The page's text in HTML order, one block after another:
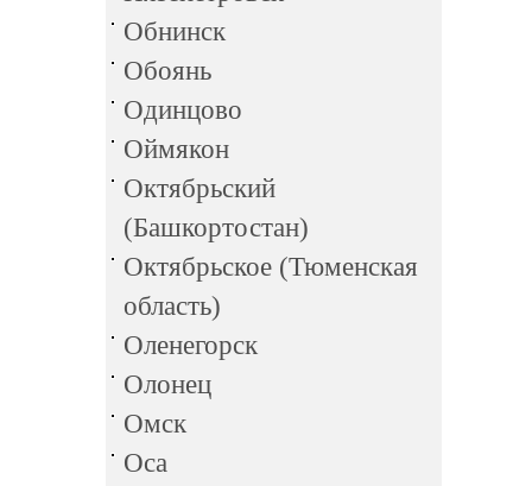
Обнинск
Обоянь
Одинцово
Оймякон
Октябрьский
(Башкортостан)
Октябрьское (Тюменская
область)
Оленегорск
Олонец
Омск
Оса